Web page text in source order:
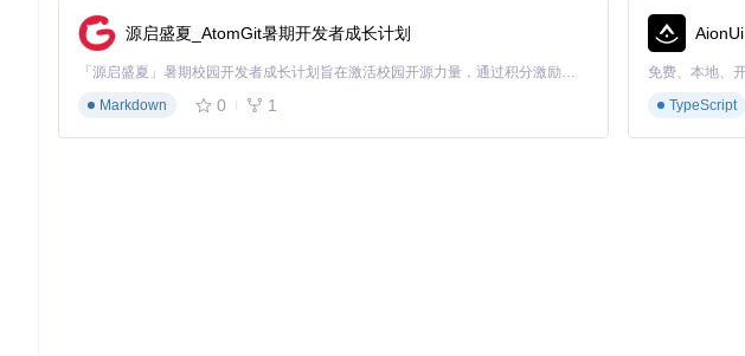
管理员权限（Windows系统）
关闭杀毒软件实时防护（避免误报）
执行 ：
源启盛夏_AtomGit暑期开发者成长计划
「源启盛夏」暑期校园开发者成长计划旨在激活校园开源力量，通过积分激励、认证扶持、资源倾斜等形式，引导高校组织和开发者完成「入驻 — 建项目 — 做贡献 — 获认证 — 得资源」的完整闭环。无论你是想带领社团入驻平台的组织者，还是希望用代码贡献证明自己的开发者，都能在这里找到属于你的成长路径。
Markdown
0 1
AionUi
TypeScript